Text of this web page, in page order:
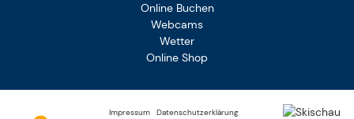
Online Buchen
Webcams
Wetter
Online Shop
Impressum
Datenschutzerklärung